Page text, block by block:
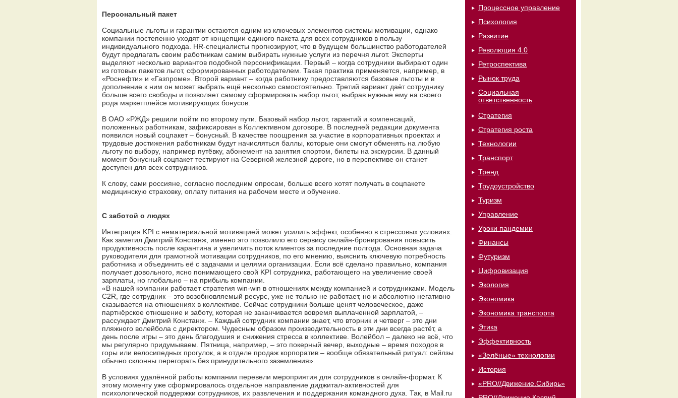
Персональный пакет
Социальные льготы и гарантии остаются одним из ключевых элементов системы мотивации, однако
компании постепенно уходят от концепции единого пакета для всех сотрудников в пользу
индивидуального подхода. HR-специалисты прогнозируют, что в будущем большинство работодателей
будут предлагать своим работникам самим выбирать нужные услуги из перечня льгот. Эксперты
выделяют несколько вариантов подобной персонификации. Первый – когда сотрудники выбирают один
из готовых пакетов льгот, сформированных работодателем. Такая практика применяется, например, в
«Роснефти» и «Газпроме». Второй вариант – когда работнику предоставляются базовые льготы и в
дополнение к ним он может выбрать ещё несколько самостоятельно. Третий вариант даёт сотруднику
больше всего свободы и позволяет самому сформировать набор льгот, выбрав нужные ему на своего
рода маркетплейсе мотивирующих бонусов.
В ОАО «РЖД» решили пойти по второму пути. Базовый набор льгот, гарантий и компенсаций,
положенных работникам, зафиксирован в Коллективном договоре. В последней редакции документа
появился новый соцпакет – бонусный. В качестве поощрения за участие в корпоративных проектах и
трудовые достижения работникам будут начисляться баллы, которые они смогут обменять на любую
льготу по выбору, например путёвку, абонемент на занятия спортом, билеты на экскурсии. В данный
момент бонусный соцпакет тестируют на Северной железной дороге, но в перспективе он станет
доступен для всех сотрудников.
К слову, сами россияне, согласно последним опросам, больше всего хотят получать в соцпакете
медицинскую страховку, оплату питания на рабочем месте и обучение.
С заботой о людях
Интеграция KPI c нематериальной мотивацией может усилить эффект, особенно в стрессовых условиях.
Как заметил Дмитрий Констанж, именно это позволило его сервису онлайн-бронирования повысить
продуктивность после карантина и увеличить поток клиентов за последние полгода. Основная задача
руководителя для грамотной мотивации сотрудников, по его мнению, выяснить ключевую потребность
работника и объединить её с задачами и целями организации. Если всё сделано правильно, компания
получает довольного, ясно понимающего свой KPI сотрудника, работающего на увеличение своей
зарплаты, но глобально – на прибыль компании.
«В нашей компании работает стратегия win-win в отношениях между компанией и сотрудниками. Модель
C2R, где сотрудник – это возобновляемый ресурс, уже не только не работает, но и абсолютно негативно
сказывается на отношениях в коллективе. Сейчас сотрудники больше ценят человеческое, даже
партнёрское отношение и заботу, которая не заканчивается вовремя выплаченной зарплатой, –
рассуждает Дмитрий Констанж. – Каждый сотрудник компании знает, что вторник и четверг – это дни
пляжного волейбола с директором. Чудесным образом производительность в эти дни всегда растёт, а
день после игры – это день благодушия и снижения стресса в коллективе. Волейбол – далеко не всё, что
мы регулярно придумываем. Пятница, например, – это покерный вечер, выходные – время походов в
горы или велосипедных прогулок, а в отделе продаж корпоратив – вообще обязательный ритуал: сейлзы
обычно склонны перегорать без принудительного заземления».
В условиях удалённой работы компании перевели мероприятия для сотрудников в онлайн-формат. К
этому моменту уже сформировалось отдельное направление диджитал-активностей для
психологической поддержки сотрудников, их развлечения и поддержания командного духа. Так, в Mail.ru
Процессное управление
Психология
Развитие
Революция 4.0
Ретроспектива
Рынок труда
Социальная
ответственность
Стратегия
Стратегия роста
Технологии
Транспорт
Тренд
Трудоустройство
Туризм
Управление
Уроки пандемии
Финансы
Футуризм
Цифровизация
Экология
Экономика
Экономика транспорта
Этика
Эффективность
«Зелёные» технологии
История
«PRO//Движение.Сибирь»